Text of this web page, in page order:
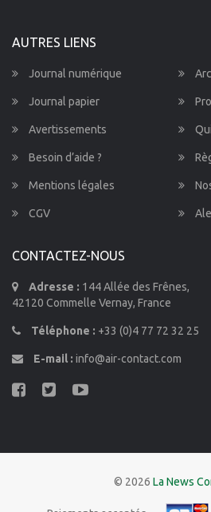
AUTRES LIENS
Journal numérique
Journal papier
Avertissements
Besoin d’aide ?
Mentions légales
CGV
CONTACTEZ-NOUS
Adresse : 144 Allée des Frênes,
42120 Commelle Vernay, France
Téléphone : +33 (0)4 77 72 32 25
E-mail : info@air-contact.com
© 2026 La News